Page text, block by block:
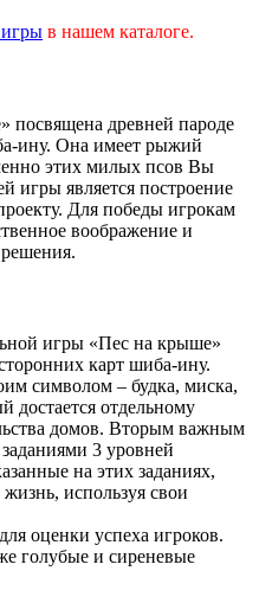
в нашем каталоге.
посвящена древней пароде
ину. Она имеет рыжий
этих милых псов Вы
игры является построение
Для победы игрокам
воображение и
игры «Пес на крыше»
карт шиба-ину.
символом – будка, миска,
достается отдельному
домов. Вторым важным
3 уровней
на этих заданиях,
используя свои
оценки успеха игроков.
голубые и сиреневые